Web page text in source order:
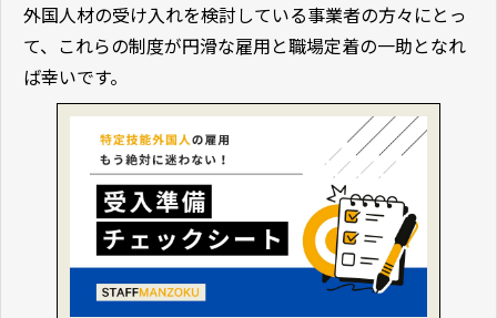
業種別資料ダウンロ
ード
外国人材の受け入れを検討している事業者の方々にとっ
て、これらの制度が円滑な雇用と職場定着の一助となれ
ば幸いです。